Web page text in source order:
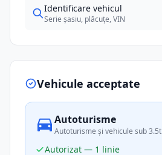
Identificare vehicul
Serie șasiu, plăcuțe, VIN
Vehicule acceptate
Autoturisme
Autoturisme și vehicule sub 3.5t
Autorizat — 1 linie